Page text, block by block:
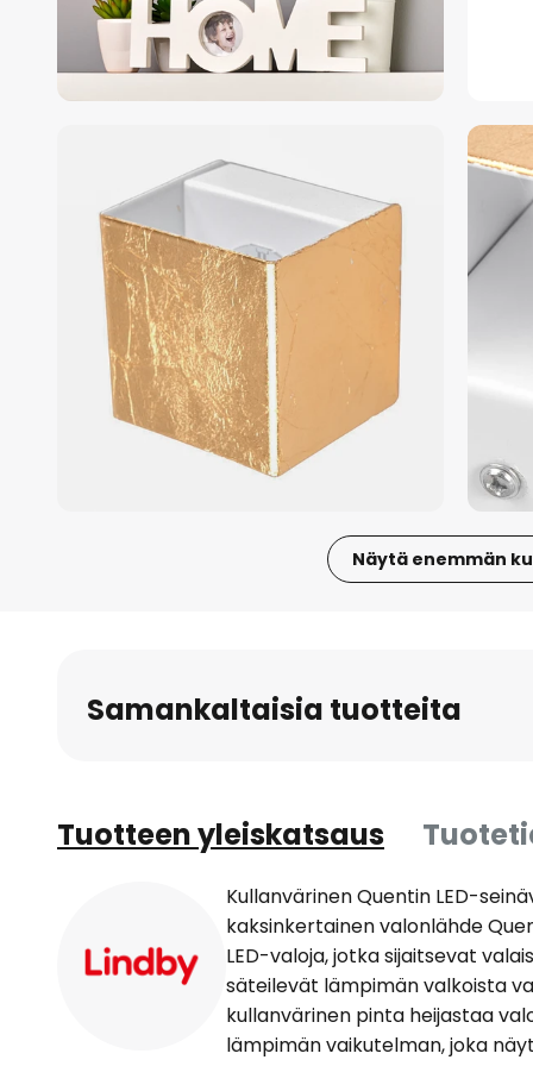
Näytä enemmän
Samankaltaisia tuotteita
Tuotteen yleiskatsaus
Kullanvärinen Quentin LED-
kaksinkertainen valonlähde
LED-valoja, jotka sijaitsevat
säteilevät lämpimän valkoista
kullanvärinen pinta heijastaa
lämpimän vaikutelman, joka